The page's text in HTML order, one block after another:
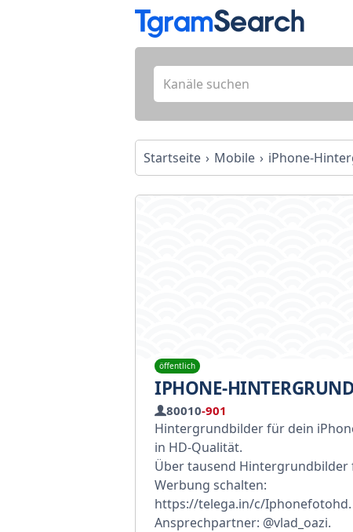
Startseite Mobile iPhone-
öffentlich
IPHONE-
80010-901
Hintergrundbilder für dein
in HD-Qualität.
Über tausend Hintergrundbilder
Werbung schalten:
https://telega.in/c/Iphonefotohd.
Ansprechpartner: @vlad_oazi.